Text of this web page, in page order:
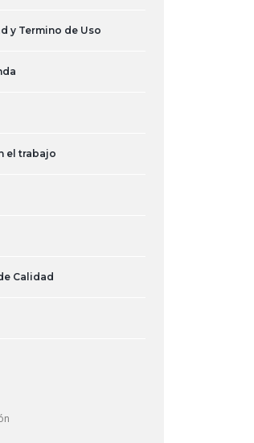
y Termino de Uso
el trabajo
Calidad